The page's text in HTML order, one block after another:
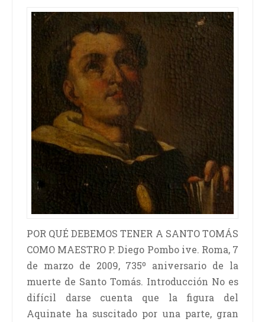
POR QUÉ DEBEMOS TENER A SANTO TOMÁS
COMO MAESTRO P. Diego Pombo ive. Roma, 7
de marzo de 2009, 735º aniversario de la
muerte de Santo Tomás. Introducción No es
difícil darse cuenta que la figura del
Aquinate ha suscitado por una parte, gran